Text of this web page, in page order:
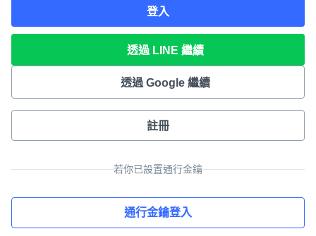
登入
透過 LINE 繼續
透過 Google 繼續
註冊
若你已設置通行金鑰
通行金鑰登入